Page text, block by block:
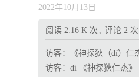
2022年10月13日
阅读 2.16 K 次 评论 2 次
访客：
《神探狄（dí）仁
访客： dí 《神探狄仁杰》